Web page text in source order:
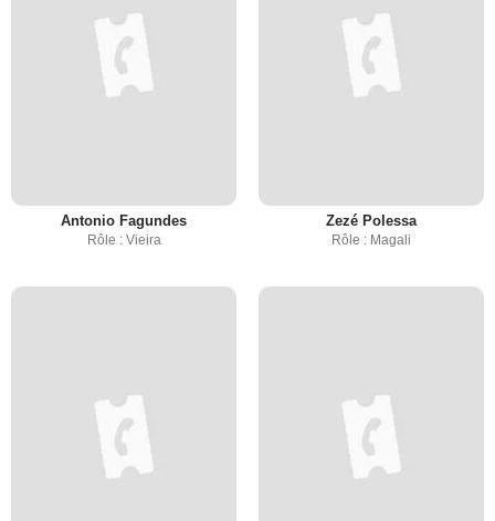
Antonio Fagundes
Rôle : Vieira
Zezé Polessa
Rôle : Magali